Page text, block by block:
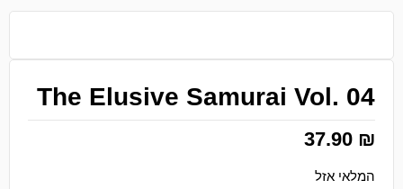
The Elusive Samurai Vol. 04
37.90 ₪
המלאי אזל